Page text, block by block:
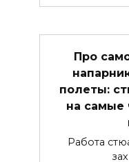
Про
полеты:
на самые
Работа